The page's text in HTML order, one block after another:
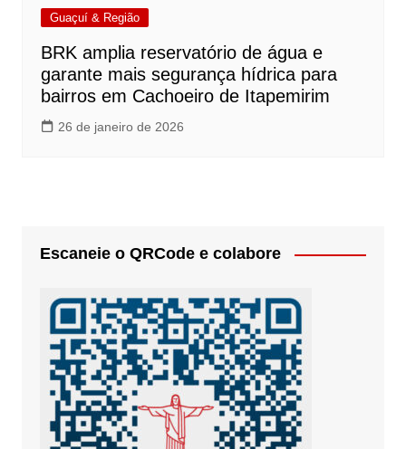
Guaçuí & Região
BRK amplia reservatório de água e
garante mais segurança hídrica para
bairros em Cachoeiro de Itapemirim
26 de janeiro de 2026
Escaneie o QRCode e colabore